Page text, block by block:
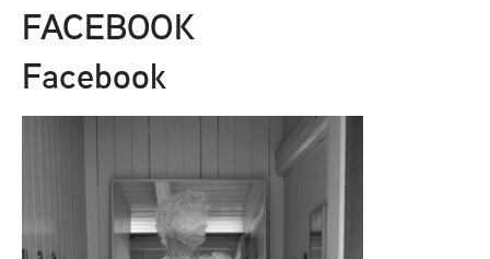
FACEBOOK
Facebook